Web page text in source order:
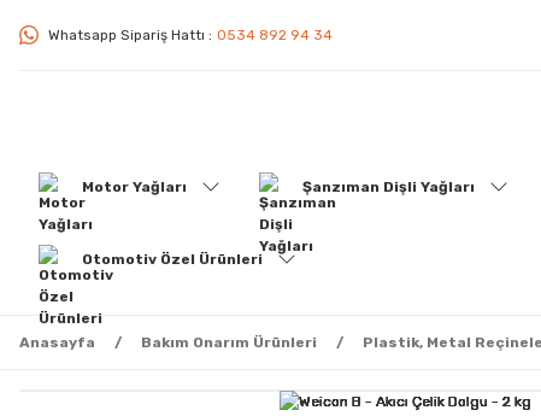
Whatsapp Sipariş Hattı : 0534 892 94 34
Motor Yağları Şanzıman Dişli Yağları
Otomotiv Özel Ürünleri
Anasayfa Bakım Onarım Ürünleri Plastik, Metal